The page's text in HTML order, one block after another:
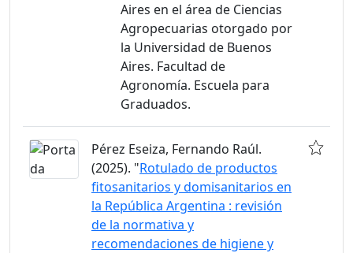
Aires en el área de Ciencias
Agropecuarias otorgado por
la Universidad de Buenos
Aires. Facultad de
Agronomía. Escuela para
Graduados.
Pérez Eseiza, Fernando Raúl.
(2025). "Rotulado de productos
fitosanitarios y domisanitarios en
la República Argentina : revisión
de la normativa y
recomendaciones de higiene y